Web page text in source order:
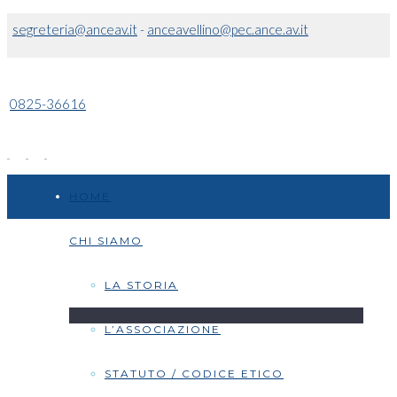
segreteria@anceav.it- anceavellino@pec.ance.av.it
0825-36616
CHI SIAMO
LA STORIA
L’ASSOCIAZIONE
STATUTO / CODICE ETICO